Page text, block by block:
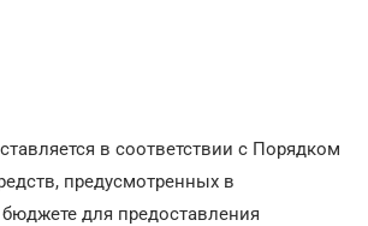
в соответствии с Порядком
предусмотренных в
для предоставления